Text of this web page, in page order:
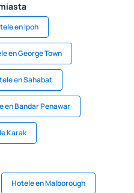
en Ipoh
en George Town
en Sahabat
en Bandar Penawar
Karak
Hotele en Malborough